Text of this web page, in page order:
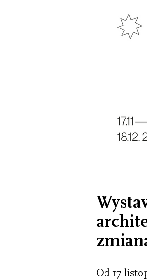
Od 17